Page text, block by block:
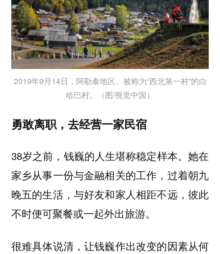
2019年9月14日，阿勒泰地区。被称为“西北第一村”的白
哈巴村。（图/视觉中国）
勇敢离职，去经营一家民宿
38岁之前，钱巍的人生堪称稳定样本。她在
家乡从事一份与金融相关的工作，过着朝九
晚五的生活，与好友和家人相距不远，彼此
不时便可聚餐或一起外出旅游。
很难具体说清，让钱巍作出改变的因素从何